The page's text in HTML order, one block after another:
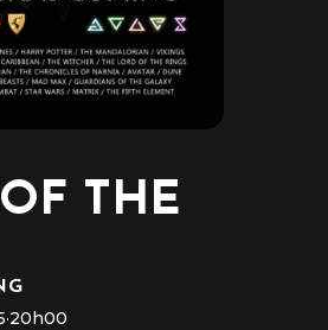
THE
·20h00